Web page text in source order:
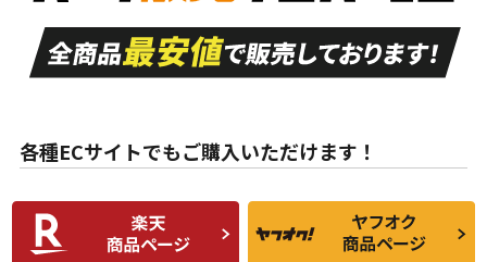
A
走行距離も少なく、
目立つ傷もほとんど
ない中古品
A
走行距離も少なく、
非常に状態の良い中
古品
な中古品
んどない中古品
C
比較的きれいな中古
品
C
られるが、使用に問
題のない中古品
各種ECサイトでもご購入いただけます！